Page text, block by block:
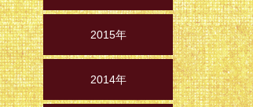
2015年
2014年